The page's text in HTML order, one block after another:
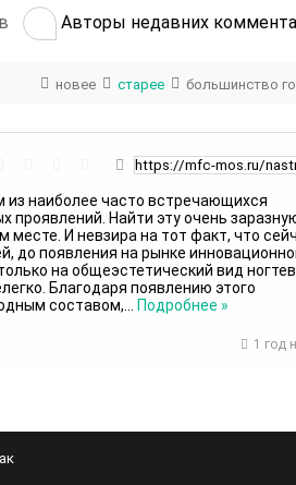
Авторы недавних
новее старее большинство
из наиболее часто встречающихся
проявлений. Найти эту очень
И невзира на тот факт, что
до появления на рынке
на общеэстетический вид
Благодаря появлению этого
составом,
Подробнее »
1 год